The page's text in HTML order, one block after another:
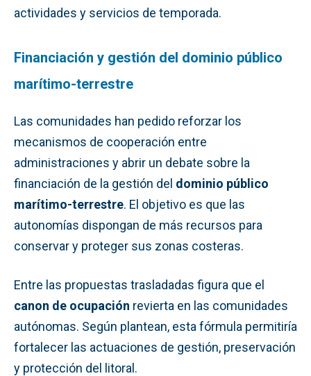
actividades y servicios de temporada.
Financiación y gestión del dominio público
marítimo-terrestre
Las comunidades han pedido reforzar los
mecanismos de cooperación entre
administraciones y abrir un debate sobre la
financiación de la gestión del dominio público
marítimo-terrestre. El objetivo es que las
autonomías dispongan de más recursos para
conservar y proteger sus zonas costeras.
Entre las propuestas trasladadas figura que el
canon de ocupación revierta en las comunidades
autónomas. Según plantean, esta fórmula permitiría
fortalecer las actuaciones de gestión, preservación
y protección del litoral.